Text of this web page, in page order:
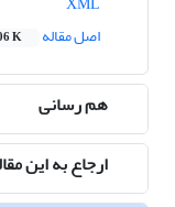
اصل مقاله
K
هم رسانی
ارجاع به این